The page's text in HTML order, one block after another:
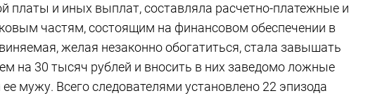
платы и иных выплат, составляла расчетно-платежные и
частям, состоящим на финансовом обеспечении в
желая незаконно обогатиться, стала завышать
на 30 тысяч рублей и вносить в них заведомо ложные
мужу. Всего следователями установлено 22 эпизода